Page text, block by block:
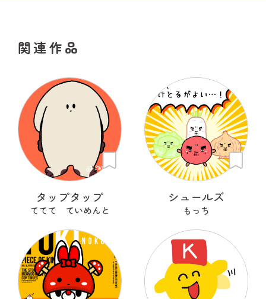
関連作品
タップタップ
ててて ていめんと
シュールズ
もっち